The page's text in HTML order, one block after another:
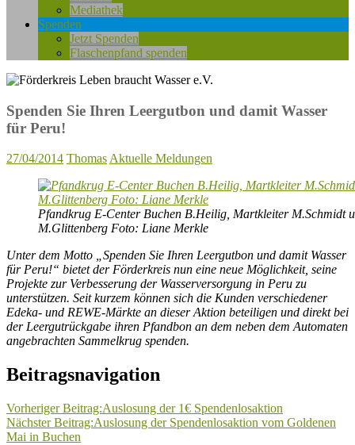
Mediathek
Spenden
Jetzt Spenden
Flaschenpfand spenden
Spenden Sie Ihren Leergutbon und damit Wasser
für Peru!
27/04/2014 ThomasAktuelle Meldungen
Pfandkrug E-Center Buchen B.Heilig, Martkleiter M.Schmidt
M.Glittenberg Foto: Liane Merkle
Unter dem Motto „Spenden Sie Ihren Leergutbon und damit Wasser
für Peru!“ bietet der Förderkreis nun eine neue Möglichkeit, seine
Projekte zur Verbesserung der Wasserversorgung in Peru zu
unterstützen. Seit kurzem können sich die Kunden verschiedener
Edeka- und REWE-Märkte an dieser Aktion beteiligen und direkt bei
der Leergutrückgabe ihren Pfandbon an dem neben dem Automaten
angebrachten Sammelkrug spenden.
Beitragsnavigation
Vorheriger Beitrag:Auslosung der 1€ Spendenlosaktion
Nächster Beitrag:Auslosung der Spendenlosaktion vom Goldenen
Mai in Buchen